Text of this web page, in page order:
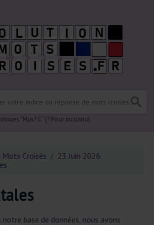
"Mus? C" (? Pour inconnu)
Mots Croisés
23 Juin 2026
notre base de données, nous avons